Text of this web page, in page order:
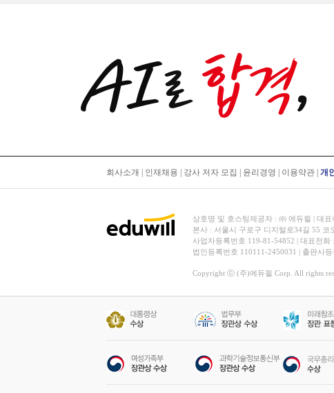
회사소개 인재채용 강사 저자 모집 윤리경영 이용약관 개
상호명 및 호스팅제공자 : ㈜ 에듀윌 | 대
본사 : 서울시 구로구 디지털로34길 55 코
사업자등록번호 119-81-54852 | 대표전
법인등록번호 110111-2450031 | 출판사
Copyright ⓒ (주)에듀윌 Corp. All rights